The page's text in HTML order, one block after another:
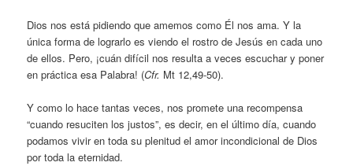
Dios nos está pidiendo que amemos como Él nos ama. Y la
única forma de lograrlo es viendo el rostro de Jesús en cada uno
de ellos. Pero, ¡cuán difícil nos resulta a veces escuchar y poner
en práctica esa Palabra! (Cfr. Mt 12,49-50).
Y como lo hace tantas veces, nos promete una recompensa
“cuando resuciten los justos”, es decir, en el último día, cuando
podamos vivir en toda su plenitud el amor incondicional de Dios
por toda la eternidad.